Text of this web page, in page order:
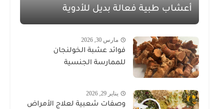
أعشاب طبية فعالة بديل للأدوية
مارس 30, 2026
فوائد عشبة الخولنجان
للممارسة الجنسية
يناير 29, 2026
وصفات شعبية لعلاج الأمراض